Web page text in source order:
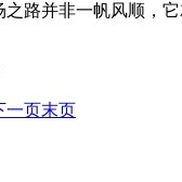
之路并非一帆风顺，
一页末页